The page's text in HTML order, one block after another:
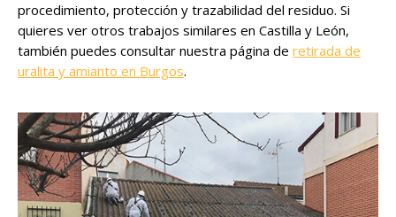
procedimiento, protección y trazabilidad del residuo. Si
quieres ver otros trabajos similares en Castilla y León,
también puedes consultar nuestra página de retirada de
uralita y amianto en Burgos.